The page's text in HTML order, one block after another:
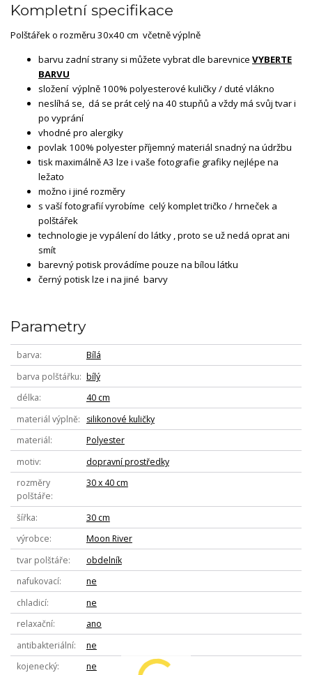
Kompletní specifikace
Polštářek o rozměru 30x40 cm včetně výplně
barvu zadní strany si můžete vybrat dle barevnice VYBERTE
BARVU
složení výplně 100% polyesterové kuličky / duté vlákno
neslíhá se, dá se prát celý na 40 stupňů a vždy má svůj tvar i
po vyprání
vhodné pro alergiky
povlak 100% polyester příjemný materiál snadný na údržbu
tisk maximálně A3 lze i vaše fotografie grafiky nejlépe na
ležato
možno i jiné rozměry
s vaší fotografií vyrobíme celý komplet tričko / hrneček a
polštářek
technologie je vypálení do látky , proto se už nedá oprat ani
smít
barevný potisk provádíme pouze na bílou látku
černý potisk lze i na jiné barvy
Parametry
barva
Bílá
barva polštářku
bílý
délka
40 cm
materiál výplně
silikonové kuličky
materiál
Polyester
motiv
dopravní prostředky
rozměry
polštáře
30 x 40 cm
šířka
30 cm
výrobce
Moon River
tvar polštáře
obdelník
nafukovací
ne
chladicí
ne
relaxační
ano
antibakteriální
ne
kojenecký
ne